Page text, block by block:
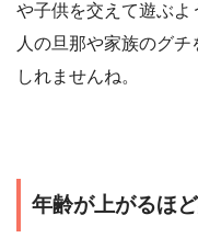
や子供を交えて遊ぶ
人の旦那や家族のグ
しれませんね。
年齢が上がるほ